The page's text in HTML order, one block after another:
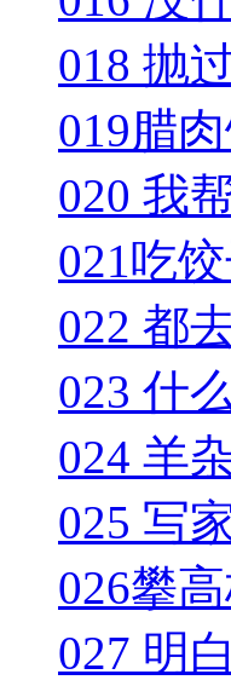
018 抛
019腊
020 我
021吃
022 都
023 什
024 羊
025 写
026攀
027 明